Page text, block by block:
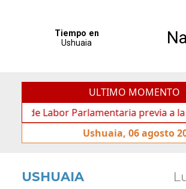
ULTIMO MOMENTO
Parlamentaria previa a la 5.ª Sesión
Ushuaia, 06 agosto
USHUAIA